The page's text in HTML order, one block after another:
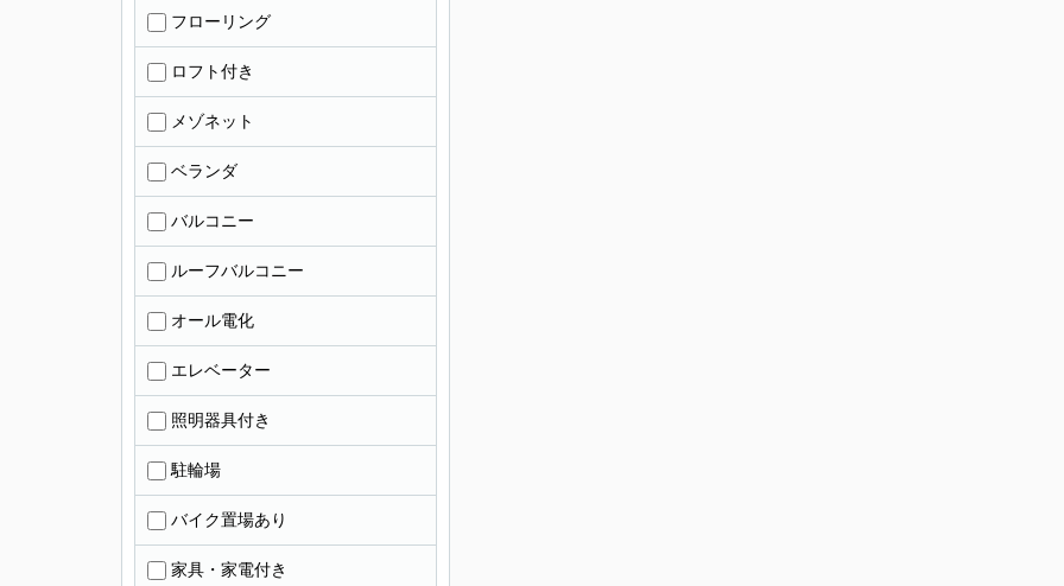
フローリング
ロフト付き
メゾネット
ベランダ
バルコニー
ルーフバルコニー
オール電化
エレベーター
照明器具付き
駐輪場
バイク置場あり
家具・家電付き